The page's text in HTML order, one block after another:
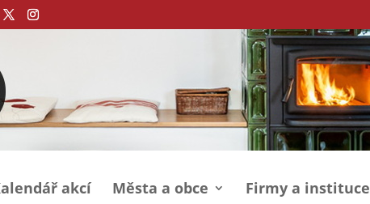
akcí Města a obce Firmy a instituce